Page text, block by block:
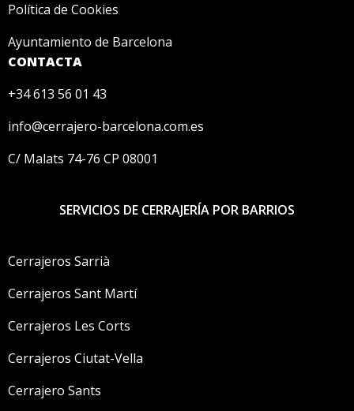
Política de Cookies
Ayuntamiento de Barcelona
CONTACTA
+34 613 56 01 43
info@cerrajero-barcelona.com.es
C/ Malats 74-76 CP 08001
SERVICIOS DE CERRAJERÍA POR BARRIOS
Cerrajeros Sarrià
Cerrajeros Sant Martí
Cerrajeros Les Corts
Cerrajeros Ciutat-Vella
Cerrajero Sants